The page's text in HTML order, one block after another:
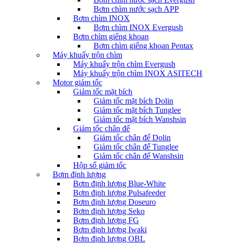
Bơm chìm nước sạch APP
Bơm chìm INOX
Bơm chìm INOX Evergush
Bơm chìm giếng khoan
Bơm chìm giếng khoan Pentax
Máy khuấy trộn chìm
Máy khuấy trộn chìm Evergush
Máy khuấy trộn chìm INOX ASITECH
Motor giảm tốc
Giảm tốc mặt bích
Giảm tốc mặt bích Dolin
Giảm tốc mặt bích Tunglee
Giảm tốc mặt bích Wanshsin
Giảm tốc chân đế
Giảm tốc chân đế Dolin
Giảm tốc chân đế Tunglee
Giảm tốc chân đế Wanshsin
Hộp số giảm tốc
Bơm định lượng
Bơm định lượng Blue-White
Bơm định lượng Pulsafeeder
Bơm định lượng Doseuro
Bơm định lượng Seko
Bơm định lượng FG
Bơm định lượng Iwaki
Bơm định lượng OBL